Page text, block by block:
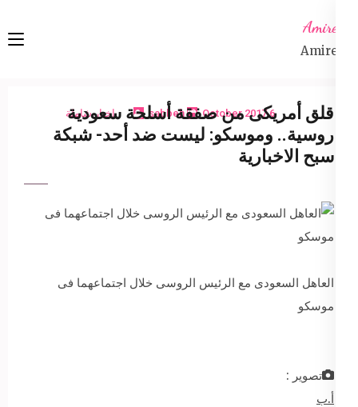
content
Enter)
Amireta
Amireta
6 October 2017
sabbeh اخبار شاملة
قلق أمريكى من صفقة أسلحة سعودية
روسية.. وموسكو: ليست ضد أحد- شبكة
سبح الاخبارية
العاهل السعودى مع الرئيس الروسى خلال اجتماعهما فى
موسكو
تصوير :
أ.ب